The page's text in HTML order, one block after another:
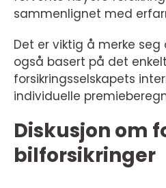
sammenlignet med
Det er viktig å merke
også basert på det
forsikringsselskapets
individuelle
Diskusjon om
bilforsikringer